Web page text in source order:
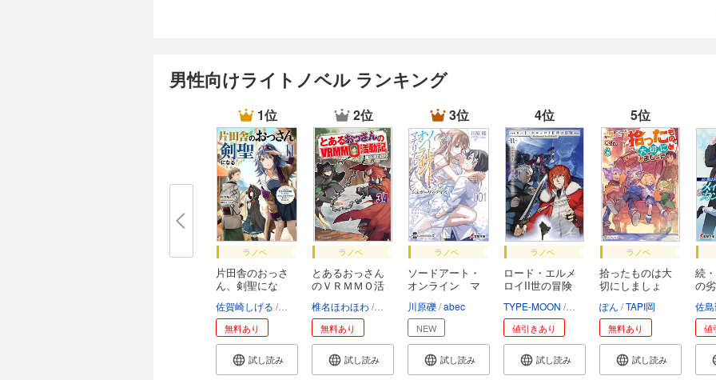
男性向けライトノベル ランキング
1位
ラノベ
片田舎のおっさ
ん、剣聖にな
佐賀崎しげる 鍋島テツヒロ
無料あり
試し読み
2位
ラノベ
とあるおっさん
のＶＲＭＭＯ活
椎名ほわほわ ヤマーダ
無料あり
試し読み
3位
ラノベ
ソードアート・
オンライン マ
川原礫 abec
NEW
試し読み
4位
ラノベ
ロード・エルメ
ロイII世の冒険
TYPE-MOON 坂本みねぢ
値引きあり
試し読み
5位
ラノベ
拾ったものは大
切にしましょ
ぽん TAPI岡
無料あり
試し読み
続
の
佐
値